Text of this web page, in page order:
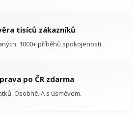
tisíců zákazníků
1000+ příběhů spokojenosti.
po ČR zdarma
Osobně. A s úsměvem.